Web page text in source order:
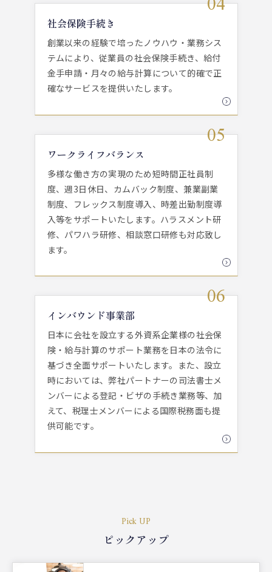
社会保険手続き
創業以来の経験で培ったノウハウ・業務シス
テムにより、従業員の社会保険手続き、給付
金手申請・月々の給与計算について的確で正
確なサービスを提供いたします。
ワークライフバランス
多様な働き方の実現のため短時間正社員制
度、週3日休日、カムバック制度、兼業副業
制度、フレックス制度導入、時差出勤制度導
入等をサポートいたします。ハラスメント研
修、パワハラ研修、相談窓口研修も対応致し
ます。
インバウンド事業部
日本に会社を設立する外資系企業様の社会保
険・給与計算のサポート業務を日本の法令に
基づき全面サポートいたします。また、設立
時においては、弊社パートナーの司法書士メ
ンバーによる登記・ビザの手続き業務等、加
えて、税理士メンバーによる国際税務面も提
供可能です。
Pick UP
ピックアップ